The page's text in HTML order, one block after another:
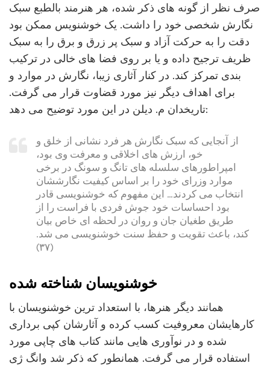
صرف نظر از گونه های ذکر شده، هر هنرمند بالطبع سبک
نگارش شخصی خود را داشت. یک خوشنویس ممکن بود
دقت را به حرکت آزاد و سبک پر زرق و برق را به سبک
ظریف ترجیح داده و یا بر روی فضا های خالی در ترکیب
بندی تمرکز کند. در کنار آثاری زیبا، نگارش در موارد و
برای اهداف دیگر نیز مورد قضاوت قرار می گرفت.
تاریخدان م. دیلن در این مورد توضیح می دهد:
از آنجایی که سبک نگارش هر فرد نشانی از خلق و
خو، ارزش های اخلاقی و معرفت وی بود،
امپراطورهای سلسله های تانگ و سونگ در برخی
موارد وزرای خود را بر اساس کیفیت نگارششان
انتخاب می کردند… این مفهوم که خوشنویسی قادر
بود احساسات خود جوش فردی با فراست را از
طریق طغیان جان و روان در لحظه ای خاص بیان
کند، باعث تقویت و حفظ سنت خوشنویسی می شد.
(۳۷)
خوشنویسان شناخته شده
همانند دیگر هنرها، با استعداد ترین خوشنویسان با
کارهایشان معروفیت کسب کرده و آثارشان کپی برداری
شده و در نوآوری هایی مانند کتاب های چاپی مورد
استفاده قرار می گرفت. همانطور که ذکر شد وانگ ژی